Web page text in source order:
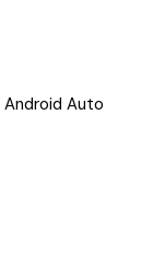
Auto